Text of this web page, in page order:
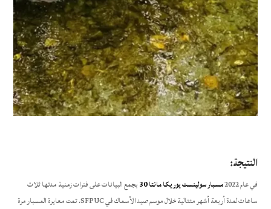
النتيجة:
في عام 2022 مسبار سولينست يوريكا مانتا 30
بجمع البيانات على فترات زمنية مدتها ثلاث
ساعات لمدة أربعة أشهر متتالية خلال موسم صيد الأسماك في SFPUC. تمت معايرة المسبار مرة